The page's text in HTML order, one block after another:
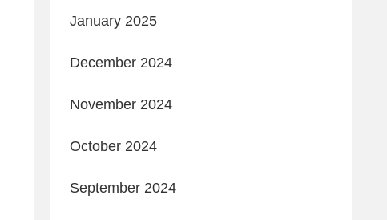
January 2025
December 2024
November 2024
October 2024
September 2024